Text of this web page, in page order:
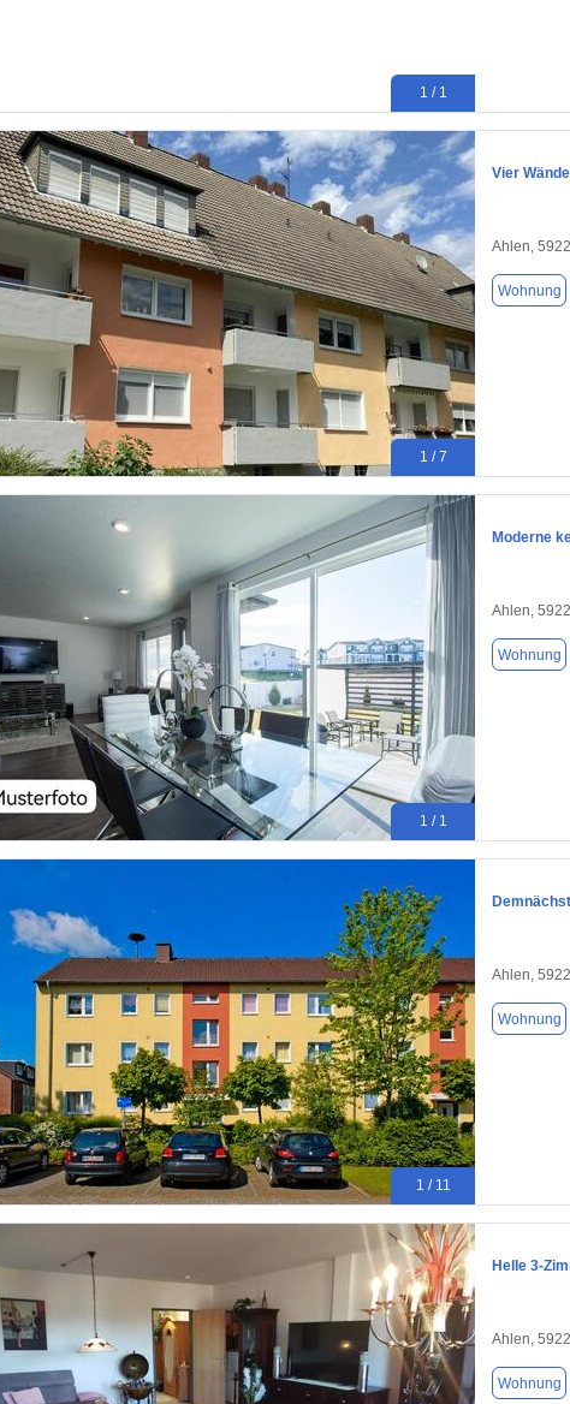
1 / 1
1 / 7
Vier
Ahlen,
Wohnung
1 / 1
Moderne
Ahlen,
Wohnung
1 / 11
Ahlen,
Wohnung
Helle 3-
Ahlen,
Wohnung